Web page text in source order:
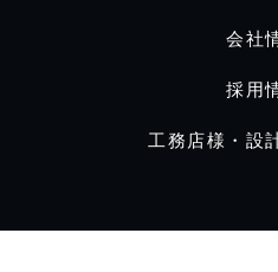
会社
採用
工務店様・設